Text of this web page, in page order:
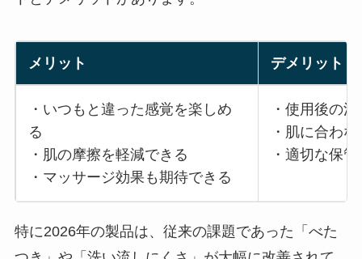
メリット デメリット
・いつもと違った感覚を楽しめ
る
・肌の摩擦を軽減できる
・マッサージ効果も期待できる
・使用後の
・肌に合わ
・適切な保
特に2026年の製品は、従来の課題であった「べた